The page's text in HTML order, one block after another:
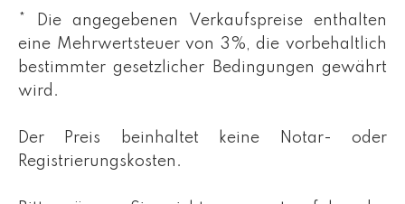
* Die angegebenen Verkaufspreise enthalten
eine Mehrwertsteuer von 3%, die vorbehaltlich
bestimmter gesetzlicher Bedingungen gewährt
wird.
Der Preis beinhaltet keine Notar- oder
Registrierungskosten.